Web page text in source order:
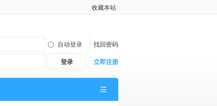
收藏本站
自动登录
找回密码
登录 立即注册